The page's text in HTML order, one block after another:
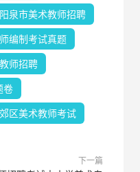
阳泉市美术教师招聘
编制考试真题
师招聘
卷
区美术教师考试
下一篇